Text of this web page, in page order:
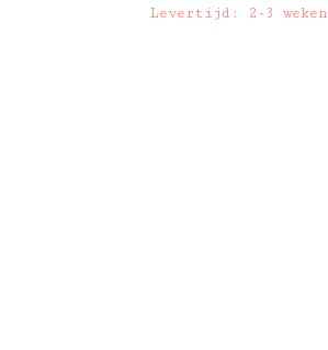
Levertijd: 2-3 weken